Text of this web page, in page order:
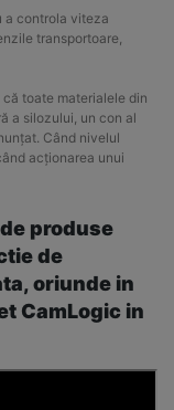
a controla viteza
transportoare,
toate materialele din
a silozului, un con al
Când nivelul
acționarea unui
produse
de
oriunde in
CamLogic in